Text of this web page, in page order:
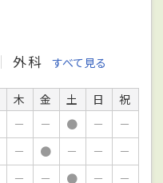
外科 すべて見る
木 金 土 日
祝
－ － ● －
－
－ ● － －
－
－ － ● － －